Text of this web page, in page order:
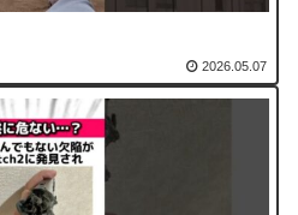
2026.05.07